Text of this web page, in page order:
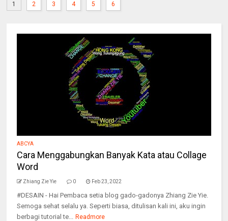
1 2 3 4 5 6
ABCYA
Cara Menggabungkan Banyak Kata atau Collage
Word
Zhiang Zie Yie 0 Feb 23, 2022
#DESAIN - Hai Pembaca setia blog gado-gadonya Zhiang Zie Yie.
Semoga sehat selalu ya. Seperti biasa, ditulisan kali ini, aku ingin
berbagi tutorial te... Readmore